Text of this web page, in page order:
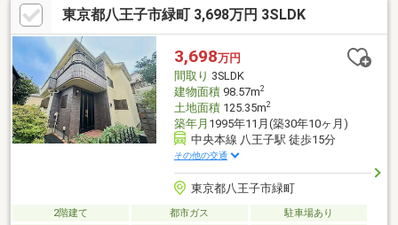
東京都八王子市緑町 3,698万円 3SLDK
3,698万円
間取り 3SLDK
建物面積98.57m2
土地面積125.35m2
築年月 1995年11月(築30年10ヶ月)
中央本線 八王子駅 徒歩15分
その他の交通
東京都八王子市緑町
2階建て 都市ガス
駐車場あり